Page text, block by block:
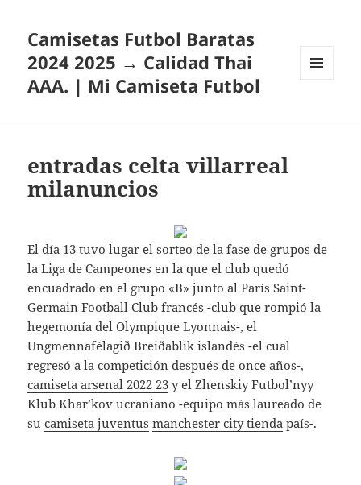
Camisetas Futbol Baratas
2024 2025 → Calidad Thai
AAA. | Mi Camiseta Futbol
entradas celta villarreal
milanuncios
El día 13 tuvo lugar el sorteo de la fase de grupos de
la Liga de Campeones en la que el club quedó
encuadrado en el grupo «B» junto al París Saint-
Germain Football Club francés -club que rompió la
hegemonía del Olympique Lyonnais-, el
Ungmennafélagið Breiðablik islandés -el cual
regresó a la competición después de once años-,
camiseta arsenal 2022 23 y el Zhenskiy Futbol’nyy
Klub Khar’kov ucraniano -equipo más laureado de
sucamiseta juventus manchester city tienda país-.